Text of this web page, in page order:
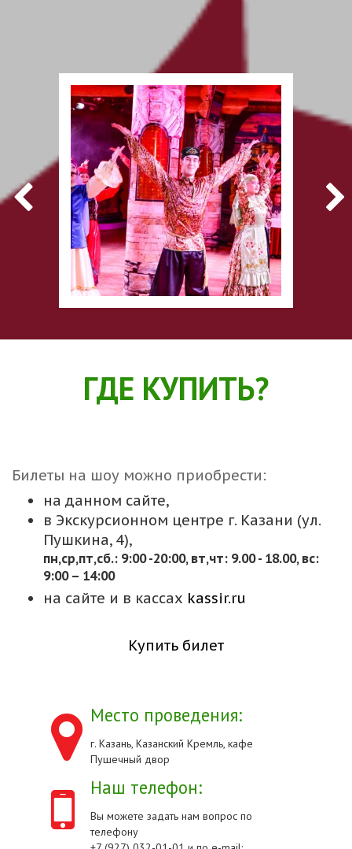
ГДЕ КУПИТЬ?
Билеты на шоу можно приобрести:
на данном сайте,
в Экскурсионном центре г. Казани (ул.
Пушкина, 4),
пн,cр,пт,сб.: 9:00 -20:00, вт,чт: 9.00 - 18.00, вс:
9:00 – 14:00
на сайте и в кассах kassir.ru
Купить билет
Место проведения:
г. Казань, Казанский Кремль, кафе
Пушечный двор
Наш телефон:
Вы можете задать нам вопрос по
телефону